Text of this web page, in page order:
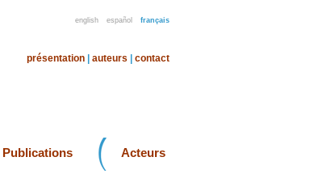
english español français
présentation auteurs contact
Publications Acteurs